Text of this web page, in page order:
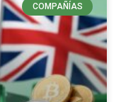
COMPAÑÍAS